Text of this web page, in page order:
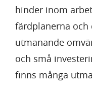
hinder inom
färdplanerna
utmanande
och små
finns många